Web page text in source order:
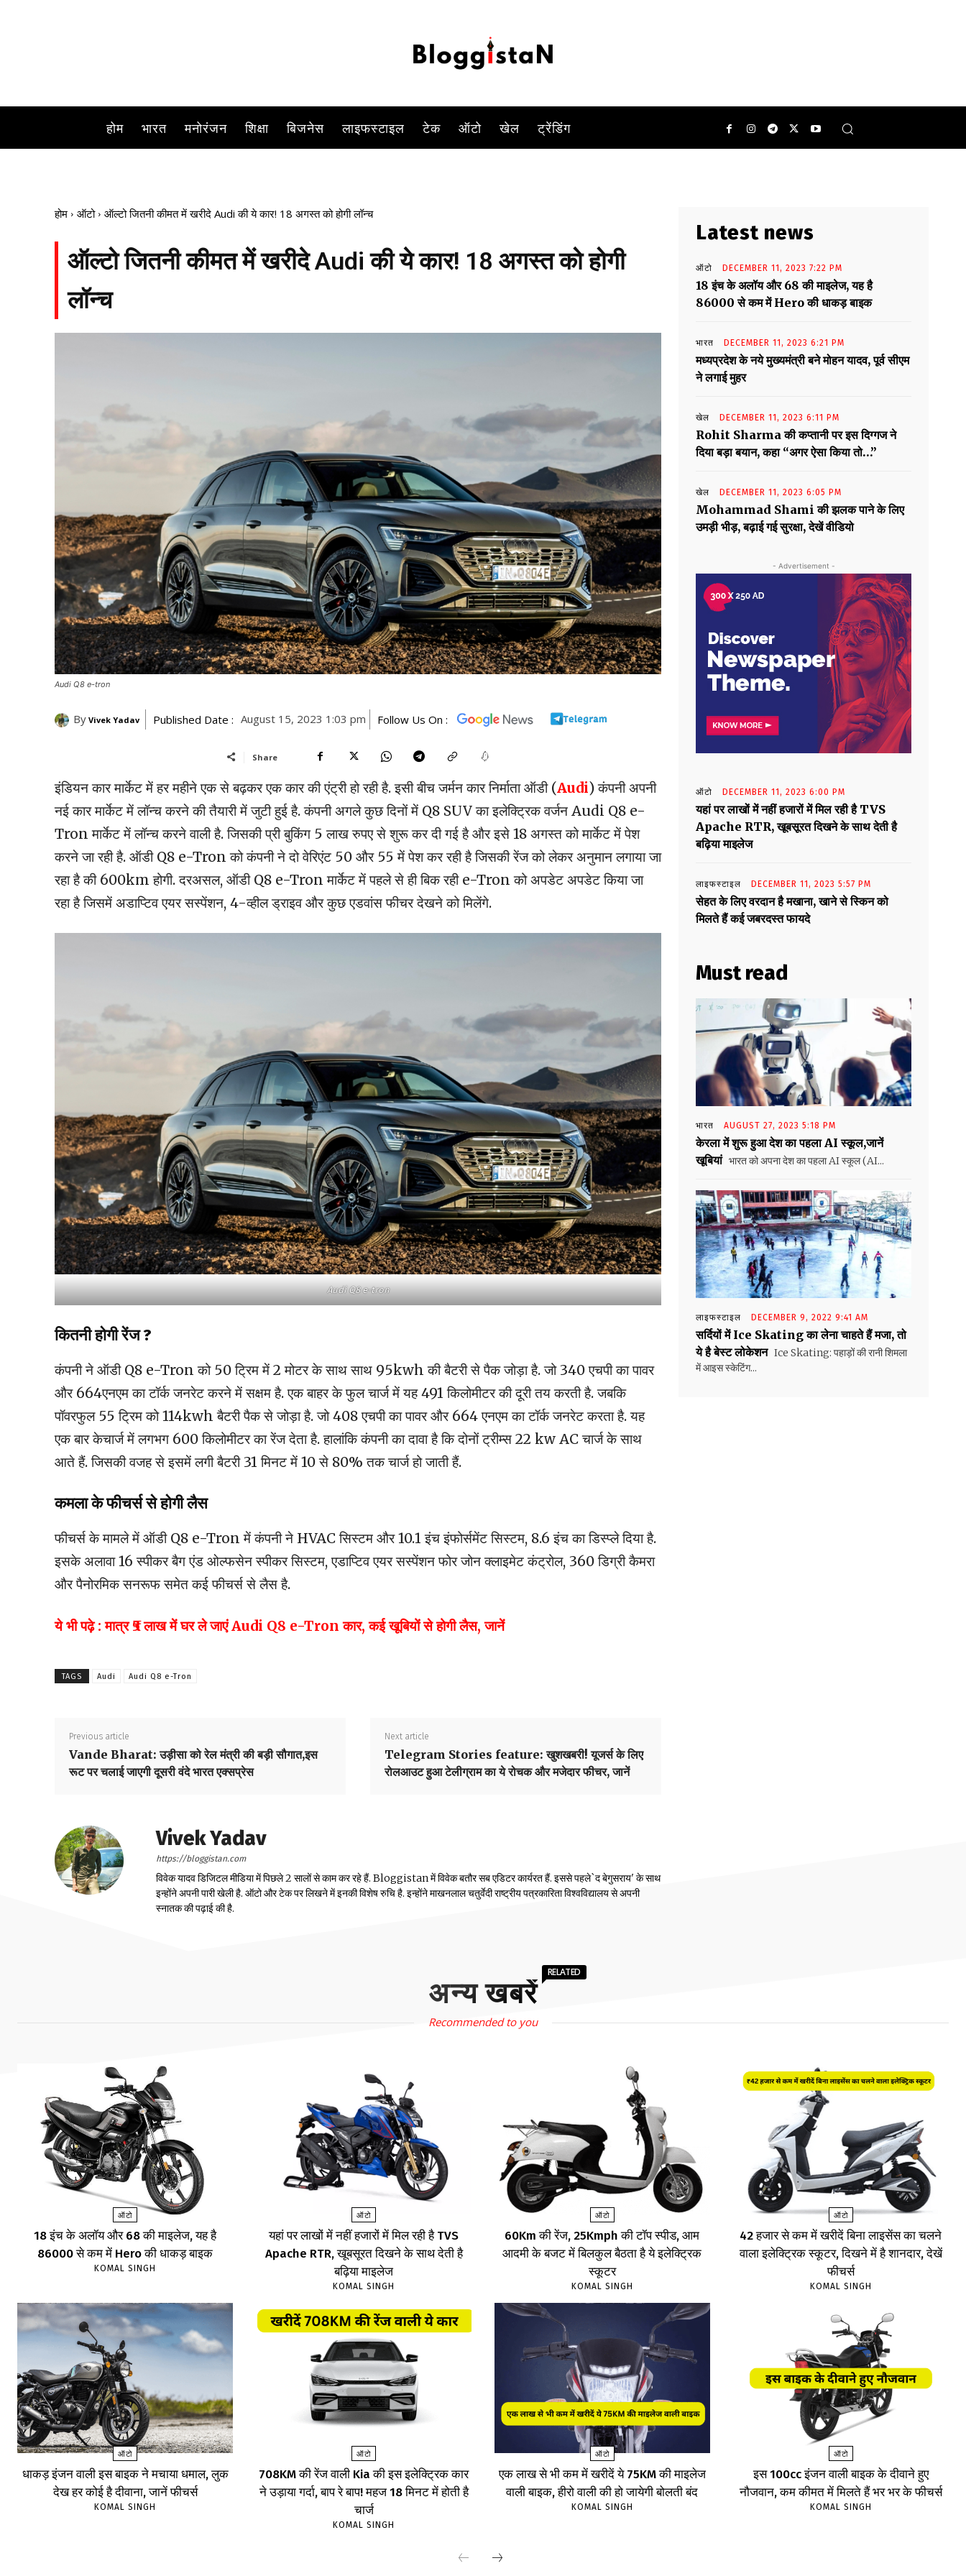
होम भारत मनोरंजन शिक्षा बिजनेस लाइफस्टाइल टेक ऑटो खेल ट्रेंडिंग
होम ऑटो ऑल्टो जितनी कीमत में खरीदे Audi की ये कार! 18 अगस्त को होगी लॉन्च
ऑल्टो जितनी कीमत में खरीदे Audi की ये कार! 18 अगस्त को होगी
लॉन्च
Audi Q8 e-tron
By Vivek Yadav Published Date : August 15, 2023 1:03 pm Follow Us On :
Share
इंडियन कार मार्केट में हर महीने एक से बढ़कर एक कार की एंट्री हो रही है. इसी बीच जर्मन कार निर्माता ऑडी (Audi) कंपनी अपनी
नई कार मार्केट में लॉन्च करने की तैयारी में जुटी हुई है. कंपनी अगले कुछ दिनों में Q8 SUV का इलेक्ट्रिक वर्जन Audi Q8 e-
Tron मार्केट में लॉन्च करने वाली है. जिसकी प्री बुकिंग 5 लाख रुपए से शुरू कर दी गई है और इसे 18 अगस्त को मार्केट में पेश
करने जा रही है. ऑडी Q8 e-Tron को कंपनी ने दो वेरिएंट 50 और 55 में पेश कर रही है जिसकी रेंज को लेकर अनुमान लगाया जा
रहा है की 600km होगी. दरअसल, ऑडी Q8 e-Tron मार्केट में पहले से ही बिक रही e-Tron को अपडेट अपडेट किया जा
रहा है जिसमें अडाप्टिव एयर सस्पेंशन, 4-व्हील ड्राइव और कुछ एडवांस फीचर देखने को मिलेंगे.
Audi Q8 e-tron
कितनी होगी रेंज ?
कंपनी ने ऑडी Q8 e-Tron को 50 ट्रिम में 2 मोटर के साथ साथ 95kwh की बैटरी से पैक जोड़ा है. जो 340 एचपी का पावर
और 664एनएम का टॉर्क जनरेट करने में सक्षम है. एक बाहर के फुल चार्ज में यह 491 किलोमीटर की दूरी तय करती है. जबकि
पॉवरफुल 55 ट्रिम को 114kwh बैटरी पैक से जोड़ा है. जो 408 एचपी का पावर और 664 एनएम का टॉर्क जनरेट करता है. यह
एक बार केचार्ज में लगभग 600 किलोमीटर का रेंज देता है. हालांकि कंपनी का दावा है कि दोनों ट्रीम्स 22 kw AC चार्ज के साथ
आते हैं. जिसकी वजह से इसमें लगी बैटरी 31 मिनट में 10 से 80% तक चार्ज हो जाती हैं.
कमला के फीचर्स से होगी लैस
फीचर्स के मामले में ऑडी Q8 e-Tron में कंपनी ने HVAC सिस्टम और 10.1 इंच इंफोर्समेंट सिस्टम, 8.6 इंच का डिस्प्ले दिया है.
इसके अलावा 16 स्पीकर बैग एंड ओल्फसेन स्पीकर सिस्टम, एडाप्टिव एयर सस्पेंशन फोर जोन क्लाइमेट कंट्रोल, 360 डिग्री कैमरा
और पैनोरमिक सनरूफ समेत कई फीचर्स से लैस है.
ये भी पढ़े : मात्र ₹5 लाख में घर ले जाएं Audi Q8 e-Tron कार, कई खूबियों से होगी लैस, जानें
TAGS Audi Audi Q8 e-Tron
Previous article
Vande Bharat: उड़ीसा को रेल मंत्री की बड़ी सौगात,इस
रूट पर चलाई जाएगी दूसरी वंदे भारत एक्सप्रेस
Next article
Telegram Stories feature: खुशखबरी! यूजर्स के लिए
रोलआउट हुआ टेलीग्राम का ये रोचक और मजेदार फीचर, जानें
Vivek Yadav
https://bloggistan.com
विवेक यादव डिजिटल मीडिया में पिछले 2 सालों से काम कर रहे हैं. Bloggistan में विवेक बतौर सब एडिटर कार्यरत हैं. इससे पहले`द बेगुसराय' के साथ
इन्होंने अपनी पारी खेली है. ऑटो और टेक पर लिखने में इनकी विशेष रुचि है. इन्होंने माखनलाल चतुर्वेदी राष्ट्रीय पत्रकारिता विश्वविद्यालय से अपनी
स्नातक की पढ़ाई की है.
Latest news
ऑटो DECEMBER 11, 2023 7:22 PM
18 इंच के अलॉय और 68 की माइलेज, यह है
86000 से कम में Hero की धाकड़ बाइक
भारत DECEMBER 11, 2023 6:21 PM
मध्यप्रदेश के नये मुख्यमंत्री बने मोहन यादव, पूर्व सीएम
ने लगाई मुहर
खेल DECEMBER 11, 2023 6:11 PM
Rohit Sharma की कप्तानी पर इस दिग्गज ने
दिया बड़ा बयान, कहा “अगर ऐसा किया तो…”
खेल DECEMBER 11, 2023 6:05 PM
Mohammad Shami की झलक पाने के लिए
उमड़ी भीड़, बढ़ाई गई सुरक्षा, देखें वीडियो
- Advertisement -
ऑटो DECEMBER 11, 2023 6:00 PM
यहां पर लाखों में नहीं हजारों में मिल रही है TVS
Apache RTR, खूबसूरत दिखने के साथ देती है
बढ़िया माइलेज
लाइफस्टाइल DECEMBER 11, 2023 5:57 PM
सेहत के लिए वरदान है मखाना, खाने से स्किन को
मिलते हैं कई जबरदस्त फायदे
Must read
भारत AUGUST 27, 2023 5:18 PM
केरला में शुरू हुआ देश का पहला AI स्कूल,जानें
खूबियां भारत को अपना देश का पहला AI स्कूल (AI...
लाइफस्टाइल DECEMBER 9, 2022 9:41 AM
सर्दियों में Ice Skating का लेना चाहते हैं मजा, तो
ये है बेस्ट लोकेशन Ice Skating: पहाड़ों की रानी शिमला
में आइस स्केटिंग...
अन्य खबरें
RELATED
Recommended to you
ऑटो
18 इंच के अलॉय और 68 की माइलेज, यह है
86000 से कम में Hero की धाकड़ बाइक
KOMAL SINGH
ऑटो
यहां पर लाखों में नहीं हजारों में मिल रही है TVS
Apache RTR, खूबसूरत दिखने के साथ देती है
बढ़िया माइलेज
KOMAL SINGH
ऑटो
60Km की रेंज, 25Kmph की टॉप स्पीड, आम
आदमी के बजट में बिलकुल बैठता है ये इलेक्ट्रिक
स्कूटर
KOMAL SINGH
ऑटो
₹42 हजार से कम में खरीदें बिना लाइसेंस का चलने
वाला इलेक्ट्रिक स्कूटर, दिखने में है शानदार, देखें
फीचर्स
KOMAL SINGH
ऑटो
धाकड़ इंजन वाली इस बाइक ने मचाया धमाल, लुक
देख हर कोई है दीवाना, जानें फीचर्स
KOMAL SINGH
ऑटो
708KM की रेंज वाली Kia की इस इलेक्ट्रिक कार
ने उड़ाया गर्दा, बाप रे बाप! महज 18 मिनट में होती है
चार्ज
KOMAL SINGH
ऑटो
एक लाख से भी कम में खरीदें ये 75KM की माइलेज
वाली बाइक, हीरो वाली की हो जायेगी बोलती बंद
KOMAL SINGH
ऑटो
इस 100cc इंजन वाली बाइक के दीवाने हुए
नौजवान, कम कीमत में मिलते हैं भर भर के फीचर्स
KOMAL SINGH